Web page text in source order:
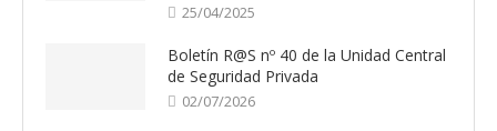
25/04/2025
Boletín R@S nº 40 de la Unidad Central
de Seguridad Privada
02/07/2026